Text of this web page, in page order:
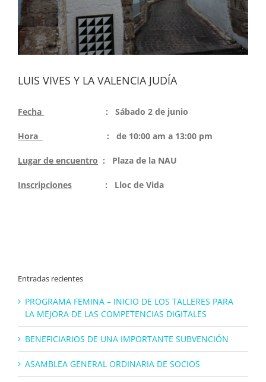
LUIS VIVES Y LA VALENCIA JUDÍA
Fecha : Sábado 2 de junio
Hora : de 10:00 am a 13:00 pm
Lugar de encuentro : Plaza de la NAU
Inscripciones : Lloc de Vida
Entradas recientes
PROGRAMA FEMINA – INICIO DE LOS TALLERES PARA
LA MEJORA DE LAS COMPETENCIAS DIGITALES
BENEFICIARIOS DE UNA IMPORTANTE SUBVENCIÓN
ASAMBLEA GENERAL ORDINARIA DE SOCIOS